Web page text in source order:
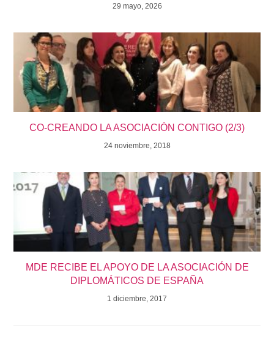
29 mayo, 2026
CO-CREANDO LA ASOCIACIÓN CONTIGO (2/3)
24 noviembre, 2018
MDE RECIBE EL APOYO DE LA ASOCIACIÓN DE
DIPLOMÁTICOS DE ESPAÑA
1 diciembre, 2017